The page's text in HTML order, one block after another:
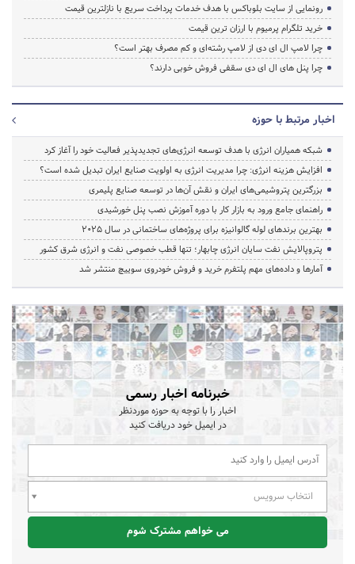
رونمایی از سایت بلوباکس با هدف خدمات پرداخت سریع با نازلترین قیمت
خرید تلگرام پرمیوم با ارزان ترین قیمت
چرا لامپ ال ای دی از لامپ رشته‌ای و کم مصرف بهتر است؟
چرا پنل های ال ای دی سقفی فروش خوبی دارند؟
اخبار مرتبط با حوزه
شبکه همیاران انرژی با هدف توسعه انرژی‌های تجدیدپذیر فعالیت خود را آغاز کرد
افزایش هزینه انرژی: چرا مدیریت انرژی به اولویت صنایع ایران تبدیل شده است؟
بزرگترین پتروشیمی‌های ایران و نقش آن‌ها در توسعه صنایع پلیمری
راهنمای جامع ورود به بازار کار با دوره آموزش نصب پنل خورشیدی
بهترین برندهای لوله گالوانیزه برای پروژه‌های ساختمانی در سال ۲۰۲۵
پتروپالایش نفت سایان انرژی چابهار؛ تنها قطب خصوصی نفت و انرژی شرق کشور
آمارها و داده‌های مهم پلتفرم خرید و فروش خودروی سوییچ منتشر شد
خبرنامه اخبار رسمی
اخبار را با توجه به حوزه موردنظر
در ایمیل خود دریافت کنید
انتخاب سرویس
می خواهم مشترک شوم